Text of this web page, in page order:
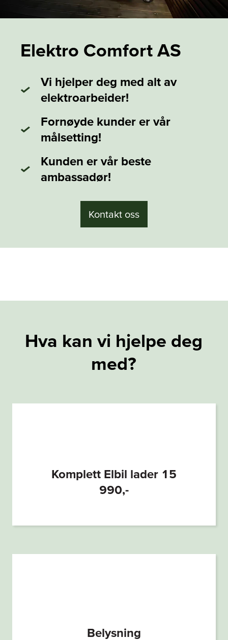
Elektro Comfort AS
Vi hjelper deg med alt av
elektroarbeider!
Fornøyde kunder er vår
målsetting!
Kunden er vår beste
ambassadør!
Kontakt oss
Hva kan vi hjelpe deg
med?
Komplett Elbil lader 15
990,-
Belysning